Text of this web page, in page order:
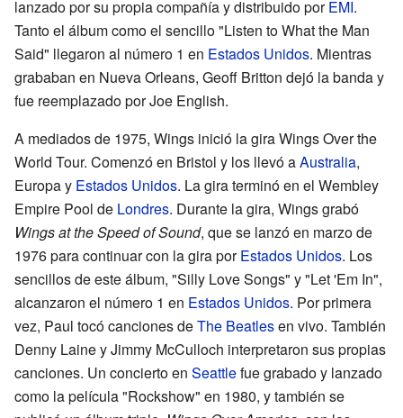
lanzado por su propia compañía y distribuido porEMI.
Tanto el álbum como el sencillo "Listen to What the Man
Said" llegaron al número 1 en Estados Unidos. Mientras
grababan en Nueva Orleans, Geoff Britton dejó la banda y
fue reemplazado por Joe English.
A mediados de 1975, Wings inició la gira Wings Over the
World Tour. Comenzó en Bristol y los llevó aAustralia,
Europa y Estados Unidos. La gira terminó en el Wembley
Empire Pool de Londres. Durante la gira, Wings grabó
Wings at the Speed of Sound, que se lanzó en marzo de
1976 para continuar con la gira porEstados Unidos. Los
sencillos de este álbum, "Silly Love Songs" y "Let 'Em In",
alcanzaron el número 1 en Estados Unidos. Por primera
vez, Paul tocó canciones deThe Beatlesen vivo. También
Denny Laine y Jimmy McCulloch interpretaron sus propias
canciones. Un concierto en Seattlefue grabado y lanzado
como la película "Rockshow" en 1980, y también se